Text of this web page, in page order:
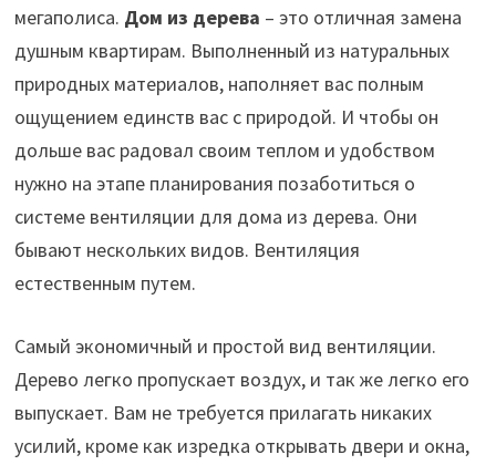
мегаполиса. Дом из дерева – это отличная замена
душным квартирам. Выполненный из натуральных
природных материалов, наполняет вас полным
ощущением единств вас с природой. И чтобы он
дольше вас радовал своим теплом и удобством
нужно на этапе планирования позаботиться о
системе вентиляции для дома из дерева. Они
бывают нескольких видов. Вентиляция
естественным путем.
Самый экономичный и простой вид вентиляции.
Дерево легко пропускает воздух, и так же легко его
выпускает. Вам не требуется прилагать никаких
усилий, кроме как изредка открывать двери и окна,